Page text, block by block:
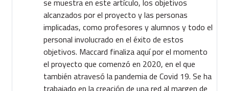
alcanzados por el proyecto y las personas
implicadas, como profesores y alumnos y todo el
personal involucrado en el éxito de estos
objetivos. Maccard finaliza aquí por el momento
el proyecto que comenzó en 2020, en el que
también atravesó la pandemia de Covid 19. Se ha
trabajado en la creación de una red al margen de